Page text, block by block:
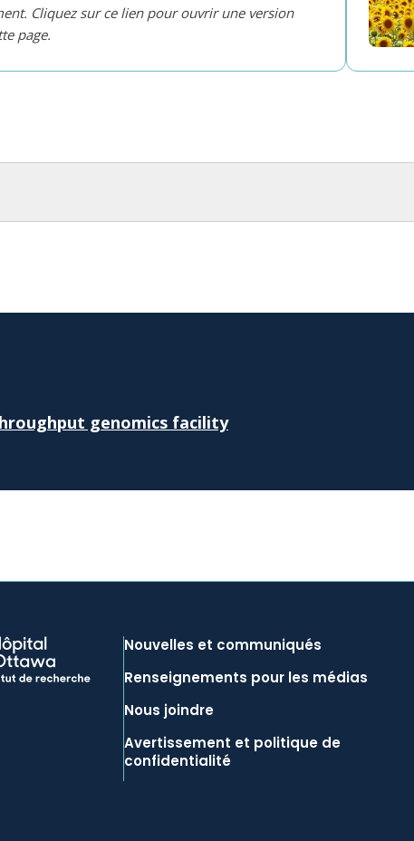
Cliquez sur ce lien pour ouvrir une version
page.
genomics facility
Nouvelles et communiqués
Renseignements pour les médias
Nous joindre
Avertissement et politique de
confidentialité